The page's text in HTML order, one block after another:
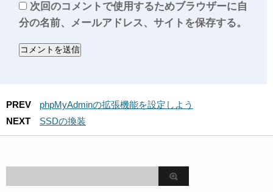
次回のコメントで使用するためブラウザーに自
分の名前、メールアドレス、サイトを保存する。
PREV
phpMyAdminの拡張機能を設定しよう
NEXT
SSDの換装